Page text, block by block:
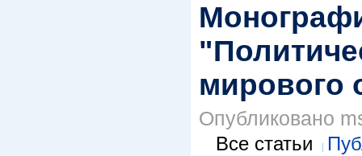
мирового
Опубликовано
Все статьи